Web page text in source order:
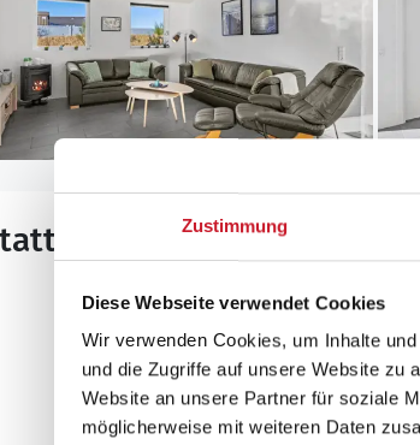
Zustimmung
Diese Webseite verwendet Cookies
Wir verwenden Cookies, um Inhalte
und die Zugriffe auf unsere Website zu
Website an unsere Partner für soziale
möglicherweise mit weiteren Daten
Allgemeines
Anzahl Personen: 6
Baujahr: 2016
Grundstücksfläche: 1.500